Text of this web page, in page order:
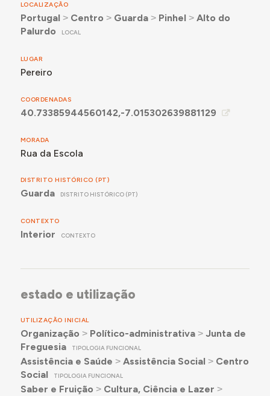
LOCALIZAÇÃO
Portugal ˃ Centro ˃ Guarda˃ Pinhel ˃ Alto do
Palurdo
LOCAL
LUGAR
Pereiro
COORDENADAS
40.73385944560142,-7.015302639881129
MORADA
Rua da Escola
DISTRITO HISTÓRICO (PT)
Guarda DISTRITO HISTÓRICO (PT)
CONTEXTO
Interior CONTEXTO
estado e utilização
UTILIZAÇÃO INICIAL
Organização ˃ Político-administrativa˃ Junta de
Freguesia
TIPOLOGIA FUNCIONAL
Assistência e Saúde ˃ Assistência Social ˃ Centro
Social
TIPOLOGIA FUNCIONAL
Saber e Fruição ˃ Cultura, Ciência e Lazer ˃